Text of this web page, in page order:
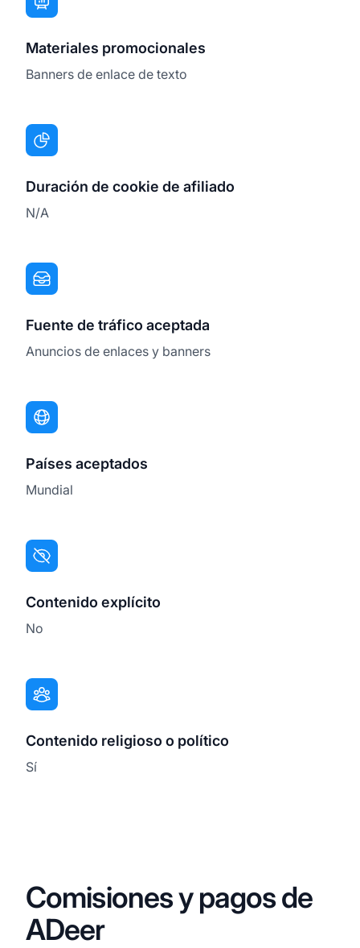
Materiales promocionales
Banners de enlace de texto
Duración de cookie de afiliado
N/A
Fuente de tráfico aceptada
Anuncios de enlaces y banners
Países aceptados
Mundial
Contenido explícito
No
Contenido religioso o político
Sí
Comisiones y pagos de
ADeer